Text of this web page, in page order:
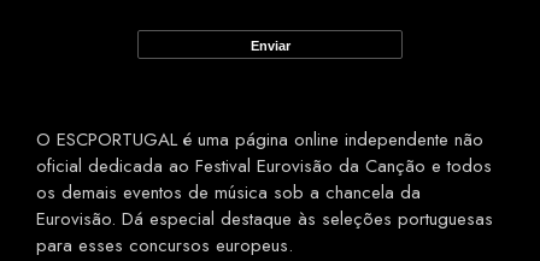
O ESCPORTUGAL é uma página online independente não
oficial dedicada ao Festival Eurovisão da Canção e todos
os demais eventos de música sob a chancela da
Eurovisão. Dá especial destaque às seleções portuguesas
para esses concursos europeus.